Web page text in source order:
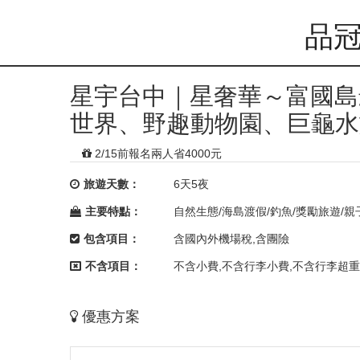
品
星宇台中｜星奢華～富國
世界、野趣動物園、巨龜
2/15前報名兩人省4000元
旅遊天數： 6天5夜
主要特點： 自然生態/海島渡假/釣魚/獎勵旅遊/
包含項目： 含國內外機場稅,含團險
不含項目： 不含小費,不含行李小費,不含行李超
優惠方案